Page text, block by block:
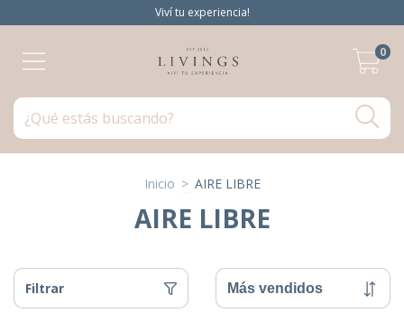
Viví tu experiencia!
0
Inicio > AIRE LIBRE
AIRE LIBRE
Filtrar